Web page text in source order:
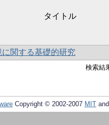
タイトル
関する基礎的研究
検索結
Copyright © 2002-2007 MIT and